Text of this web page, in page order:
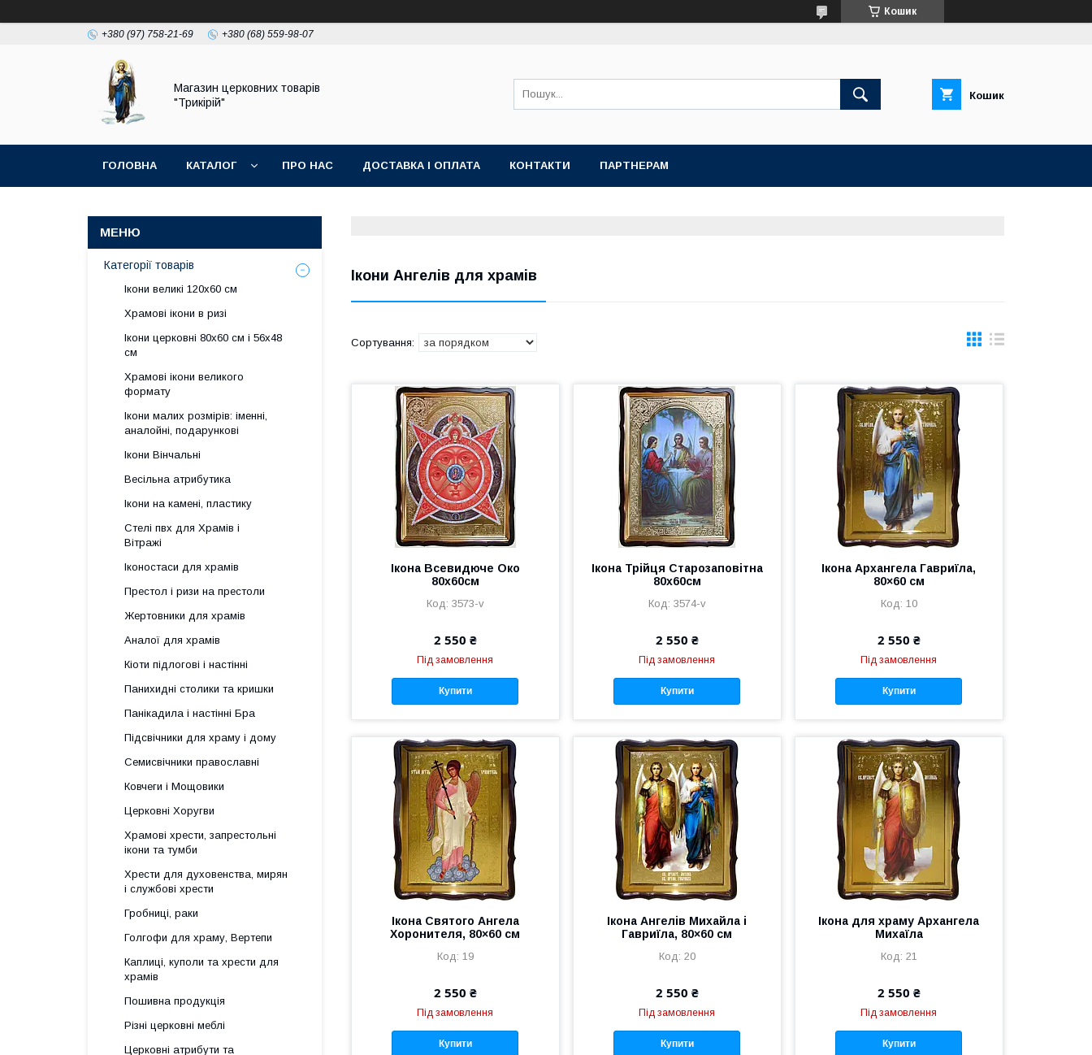
Кошик
+380 (97) 758-21-69 +380 (68) 559-98-07
Магазин церковних товарів
"Трикірій"
Кошик
ГОЛОВНА КАТАЛОГ ПРО НАС ДОСТАВКА І ОПЛАТА КОНТАКТИ ПАРТНЕРАМ
Ікони Ангелів для храмів
Ікона Всевидюче Око
80х60см
3573-v
2 550 ₴
Під замовлення
Купити
Ікона Трійця Старозаповітна
80х60см
3574-v
2 550 ₴
Під замовлення
Купити
Ікона Архангела Гавриїла,
80×60 см
10
2 550 ₴
Під замовлення
Купити
Ікона Святого Ангела
Хоронителя, 80×60 см
19
2 550 ₴
Під замовлення
Купити
Ікона Ангелів Михайла і
Гавриїла, 80×60 см
20
2 550 ₴
Під замовлення
Купити
Ікона для храму Архангела
Михаїла
21
2 550 ₴
Під замовлення
Купити
Категорії товарів
Ікони великі 120х60 см
Храмові ікони в ризі
Ікони церковні 80х60 см і 56х48
см
Храмові ікони великого
формату
Ікони малих розмірів: іменні,
аналойні, подарункові
Ікони Вінчальні
Весільна атрибутика
Ікони на камені, пластику
Стелі пвх для Храмів і
Вітражі
Іконостаси для храмів
Престол і ризи на престоли
Жертовники для храмів
Аналої для храмів
Кіоти підлогові і настінні
Панихидні столики та кришки
Панікадила і настінні Бра
Підсвічники для храму і дому
Семисвічники православні
Ковчеги і Мощовики
Церковні Хоругви
Храмові хрести, запрестольні
ікони та тумби
Хрести для духовенства, мирян
і службові хрести
Гробниці, раки
Голгофи для храму, Вертепи
Каплиці, куполи та хрести для
храмів
Пошивна продукція
Різні церковні меблі
Церковні атрибути та